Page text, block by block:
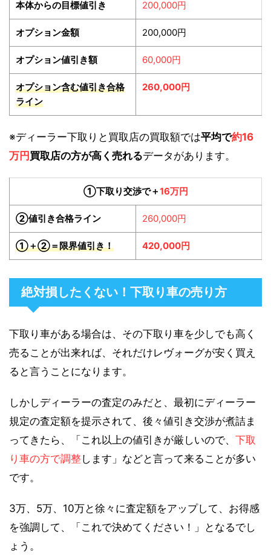
本体からの目標値引き 200,000円
オプション金額 200,000円
オプション値引き額 60,000円
オプション含む値引き合格
ライン
260,000円
※ディーラー下取りと買取店の買取額では平均で約16
万円 買取店の方が高く売れるデータがあります。
①下取り交渉で＋16万円
②値引き合格ライン 260,000円
①＋②＝限界値引き！ 420,000円
絶対損したくない！下取り車の売り方
下取り車がある場合は、その下取り車を少しでも高く
売ることが出来れば、それだけレヴォーグが安く買え
ると言うことになります。
しかしディーラーの査定のみだと、最初にディーラー
規定の査定額を提示されて、後々値引き交渉が煮詰ま
ってきたら、「これ以上の値引きが厳しいので、 下取
り車の方で調整します」などと言って来ることが多い
です。
3万、5万、10万と徐々に査定額をアップして、お得感
を強調して、「これで決めてください！」となるでし
ょう。